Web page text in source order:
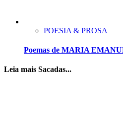
POESIA & PROSA
Poemas de MARIA
Leia mais Sacadas...